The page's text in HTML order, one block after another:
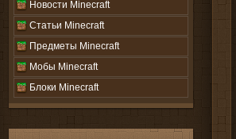
Новости Minecraft
Статьи Minecraft
Предметы Minecraft
Мобы Minecraft
Блоки Minecraft